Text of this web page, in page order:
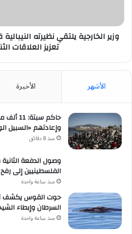
سبل
تعزيز
العلاقات
وزير الخارجية يلتقي نظيرته
تعزيز العلاقات
الأشهر الأخيرة
حاكم
وإعادتهم «السبيل
منذ 8 دقائق
وصول الدفعة
الفلسطينيين إلى رفح
منذ ساعة واحدة
حوت القوس يكشف
السرطان وإبطاء
منذ ساعة واحدة